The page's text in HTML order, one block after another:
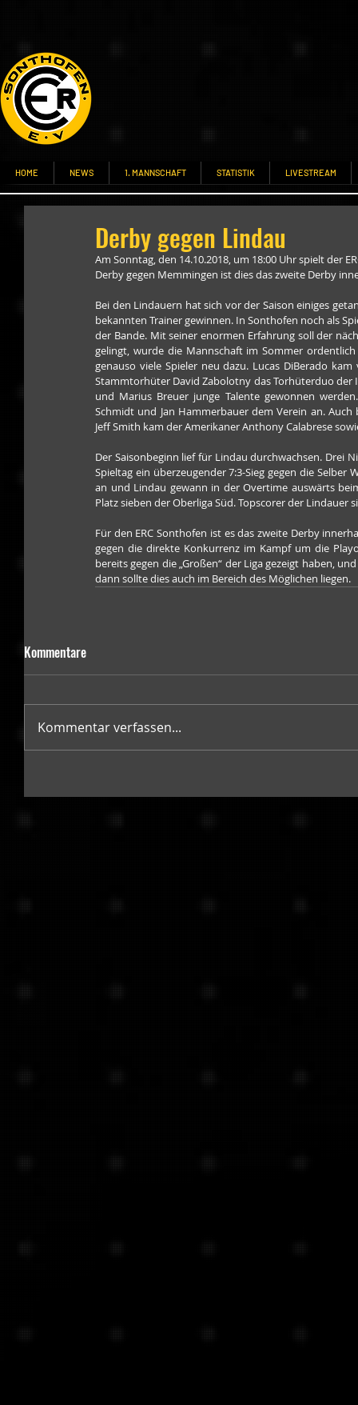
HOME NEWS 1. MANNSCHAFT STATISTIK LIVESTREAM
Derby gegen Lindau
Am Sonntag, den 14.10.2018, um 18:00 Uhr spielt der
Derby gegen Memmingen ist dies das zweite Derby
Bei den Lindauern hat sich vor der Saison einiges
bekannten Trainer gewinnen. In Sonthofen noch als
der Bande. Mit seiner enormen Erfahrung soll der
gelingt, wurde die Mannschaft im Sommer
genauso viele Spieler neu dazu. Lucas DiBerado
Stammtorhüter David Zabolotny das Torhüterduo
und Marius Breuer junge Talente gewonnen
Schmidt und Jan Hammerbauer dem Verein an.
Jeff Smith kam der Amerikaner Anthony Calabrese
Der Saisonbeginn lief für Lindau durchwachsen. Drei
Spieltag ein überzeugender 7:3-Sieg gegen die
an und Lindau gewann in der Overtime auswärts
Platz sieben der Oberliga Süd. Topscorer der Lindauer
Für den ERC Sonthofen ist es das zweite Derby
gegen die direkte Konkurrenz im Kampf um die
bereits gegen die „Großen“ der Liga gezeigt haben,
dann sollte dies auch im Bereich des Möglichen liegen.
Kommentare
Kommentar verfassen...